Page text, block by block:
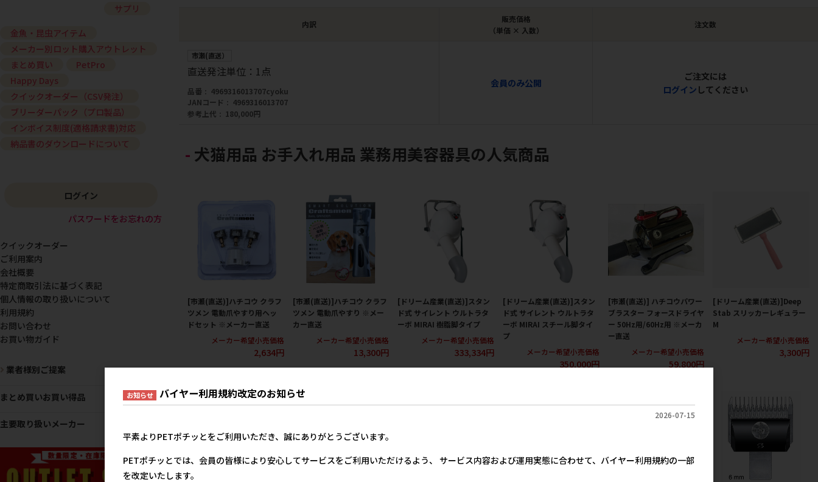
内訳
販売価格
（単価 × 入数）
注文数
市瀬(直送）
直送発注単位：1点
品番
4969316013707cyoku
JANコード
4969316013707
参考上代
180,000円
会員のみ公開
ご注文には
ログイン してください
犬猫用品 お手入れ用品 業務用美容器具の人気商品
[市瀬(直送)]ハチコウ クラフ
ツメン 電動爪やすり用ヘッ
ドセット ※メーカー直送
メーカー希望小売価格
2,634円
[市瀬(直送)]ハチコウ クラフ
ツメン 電動爪やすり ※メー
カー直送
メーカー希望小売価格
13,300円
[ドリーム産業(直送)]スタン
ド式 サイレント ウルトラタ
ーボ MIRAI 樹脂脚タイプ
メーカー希望小売価格
333,334円
[ドリーム産業(直送)]スタン
ド式 サイレント ウルトラタ
ーボ MIRAI スチール脚タイ
プ
メーカー希望小売価格
350,000円
[市瀬(直送)] ハチコウパワー
ブラスター フォースドライヤ
ー 50Hz用/60Hz用 ※メーカ
ー直送
メーカー希望小売価格
59,800円
[ドリーム産業(直送)]Deep
Stab スリッカーレギュラー
M
メーカー希望小売価格
3,300円
サプリ
金魚・昆虫アイテム
メーカー別ロット購入アウトレット
まとめ買い
PetPro
Happy Days
クイックオーダー（CSV発注）
ブリーダーパック（プロ製品）
インボイス制度(適格請求書)対応
納品書のダウンロードについて
ログイン
パスワードをお忘れの方
クイックオーダー
ご利用案内
会社概要
特定商取引法に基づく表記
個人情報の取り扱いについて
利用規約
お問い合わせ
お買い物ガイド
業者様別ご提案
まとめ買いお買い得品
主要取り扱いメーカー
お知らせ バイヤー利用規約改定のお知らせ
2026-07-15
平素よりPETポチッとをご利用いただき、誠にありがとうございます。
PETポチッとでは、会員の皆様により安心してサービスをご利用いただけるよう、 サービス内容および運用実態に合わせて、バイヤー利用規約の一部
を改定いたします。